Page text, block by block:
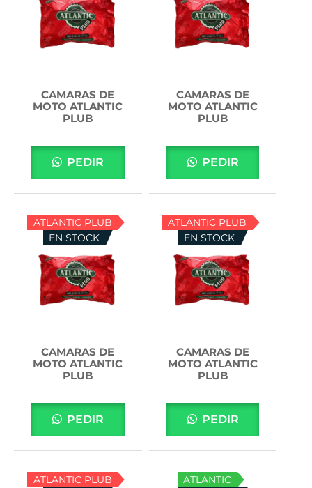
CAMARAS DE
MOTO ATLANTIC
PLUB
PEDIR
CAMARAS DE
MOTO ATLANTIC
PLUB
PEDIR
ATLANTIC PLUB
EN STOCK
CAMARAS DE
MOTO ATLANTIC
PLUB
PEDIR
ATLANTIC PLUB
EN STOCK
CAMARAS DE
MOTO ATLANTIC
PLUB
PEDIR
ATLANTIC PLUB
ATLANTIC